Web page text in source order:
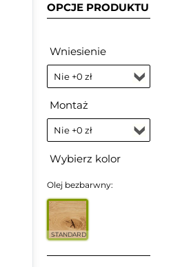
OPCJE PRODUKTU
Wniesienie
Montaż
Wybierz kolor
Olej bezbarwny:
STANDARD